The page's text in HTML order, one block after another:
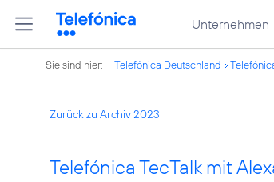
Unternehmen
Sie sind hier: Telefónica Deutschland
Zurück zu Archiv 2023
Telefónica TecTalk mit